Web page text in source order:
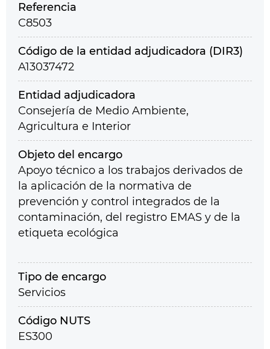
Referencia
C8503
Código de la entidad adjudicadora (DIR3)
A13037472
Entidad adjudicadora
Consejería de Medio Ambiente,
Agricultura e Interior
Objeto del encargo
Apoyo técnico a los trabajos derivados de
la aplicación de la normativa de
prevención y control integrados de la
contaminación, del registro EMAS y de la
etiqueta ecológica
Tipo de encargo
Servicios
Código NUTS
ES300